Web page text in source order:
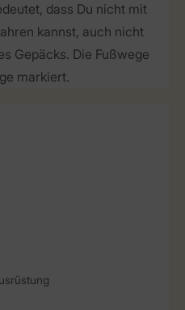
dass Du nicht mit
kannst, auch nicht
Gepäcks. Die Fußwege
markiert.